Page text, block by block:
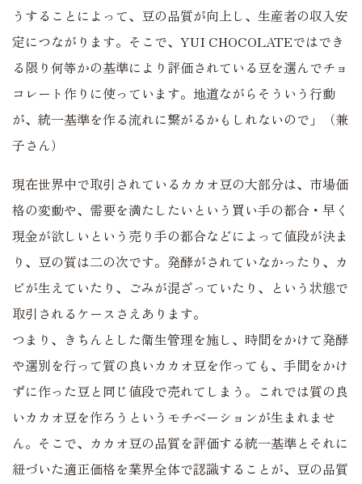
うすることによって、豆の品質が向上し、生産者の収入安
定につながります。そこで、YUI CHOCOLATEではでき
る限り何等かの基準により評価されている豆を選んでチョ
コレート作りに使っています。地道ながらそういう行動
が、統一基準を作る流れに繋がるかもしれないので」（兼
子さん）
現在世界中で取引されているカカオ豆の大部分は、市場価
格の変動や、需要を満たしたいという買い手の都合・早く
現金が欲しいという売り手の都合などによって値段が決ま
り、豆の質は二の次です。発酵がされていなかったり、カ
ビが生えていたり、ごみが混ざっていたり、という状態で
取引されるケースさえあります。
つまり、きちんとした衛生管理を施し、時間をかけて発酵
や選別を行って質の良いカカオ豆を作っても、手間をかけ
ずに作った豆と同じ値段で売れてしまう。これでは質の良
いカカオ豆を作ろうというモチベーションが生まれませ
ん。そこで、カカオ豆の品質を評価する統一基準とそれに
紐づいた適正価格を業界全体で認識することが、豆の品質